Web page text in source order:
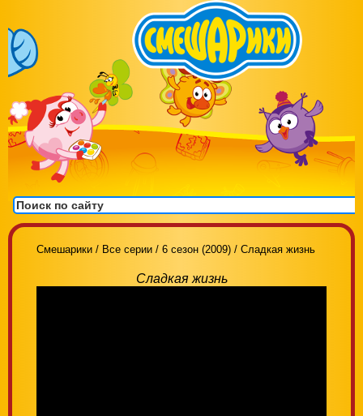
Смешарики / Все серии / 6 сезон (2009) / Сладкая жизнь
Сладкая жизнь